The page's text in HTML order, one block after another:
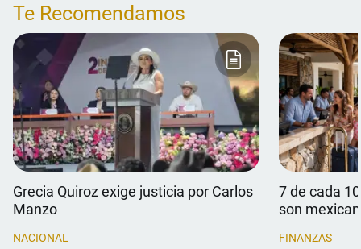
Te Recomendamos
Grecia Quiroz exige justicia por Carlos
Manzo
NACIONAL
7 de cada
son
FINANZAS